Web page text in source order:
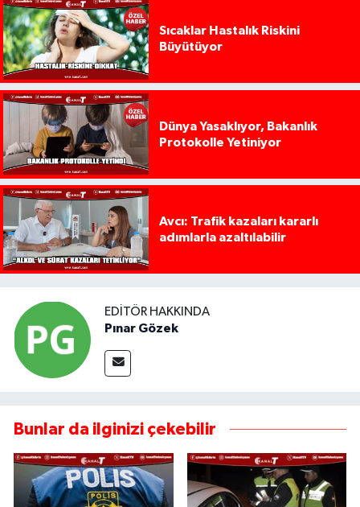
Sıcaklar Hastalık Riskini
Büyütüyor
Dünya Yasaklıyor, Bakanlık
Protokolle Yetiniyor
Avcı: Trafik kazaları kararlı
adımlarla azaltılabilir
EDITÖR HAKKINDA
Pınar Gözek
Bunlar da ilginizi çekebilir